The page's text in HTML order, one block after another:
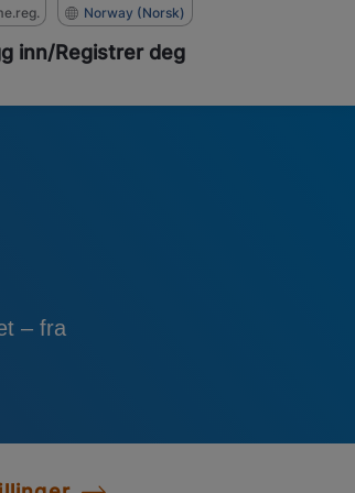
Norway (Norsk)
inn/Registrer deg
– fra